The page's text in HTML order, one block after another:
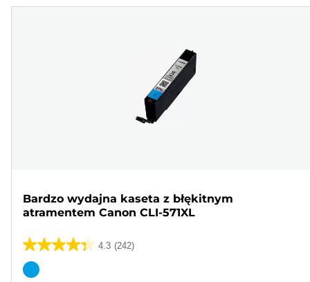
Bardzo wydajna kaseta z błękitnym
atramentem Canon CLI-571XL
4.3 (242)
4.3
na
Wkład